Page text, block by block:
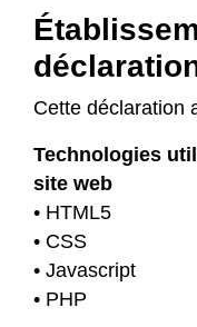
Cette déclaration
Technologies
site web
• HTML5
• CSS
• Javascript
• PHP